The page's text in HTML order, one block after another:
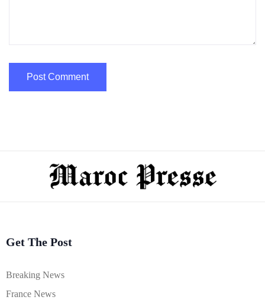
Get The Post
Breaking News
France News